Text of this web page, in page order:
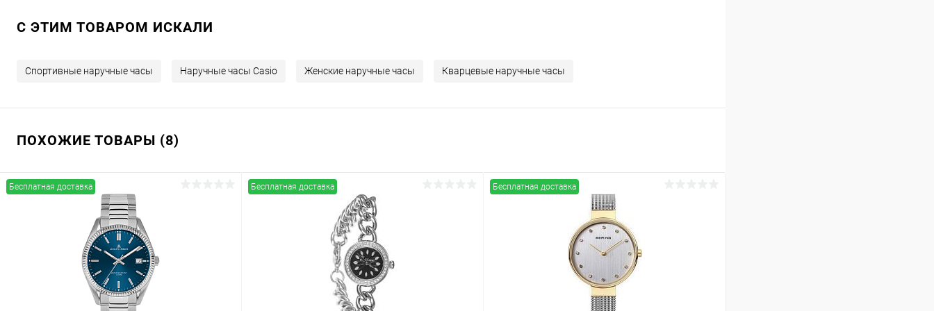
C ЭТИМ ТОВАРОМ ИСКАЛИ
Спортивные наручные часы Наручные часы Casio Женские наручные часы Кварцевые наручные часы
ПОХОЖИЕ ТОВАРЫ (8)
Бесплатная доставка Бесплатная доставка Бесплатная доставка